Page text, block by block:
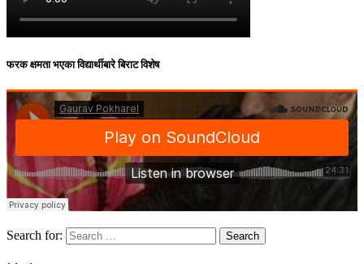
फरक क्षमता भएका विद्यार्थीबारे बिराट विशेष
Search for: